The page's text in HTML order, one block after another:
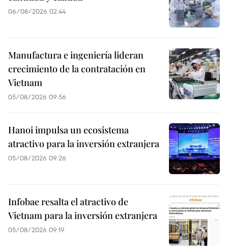
06/08/2026 02:44
Manufactura e ingeniería lideran
crecimiento de la contratación en
Vietnam
05/08/2026 09:56
Hanoi impulsa un ecosistema
atractivo para la inversión extranjera
05/08/2026 09:26
Infobae resalta el atractivo de
Vietnam para la inversión extranjera
05/08/2026 09:19